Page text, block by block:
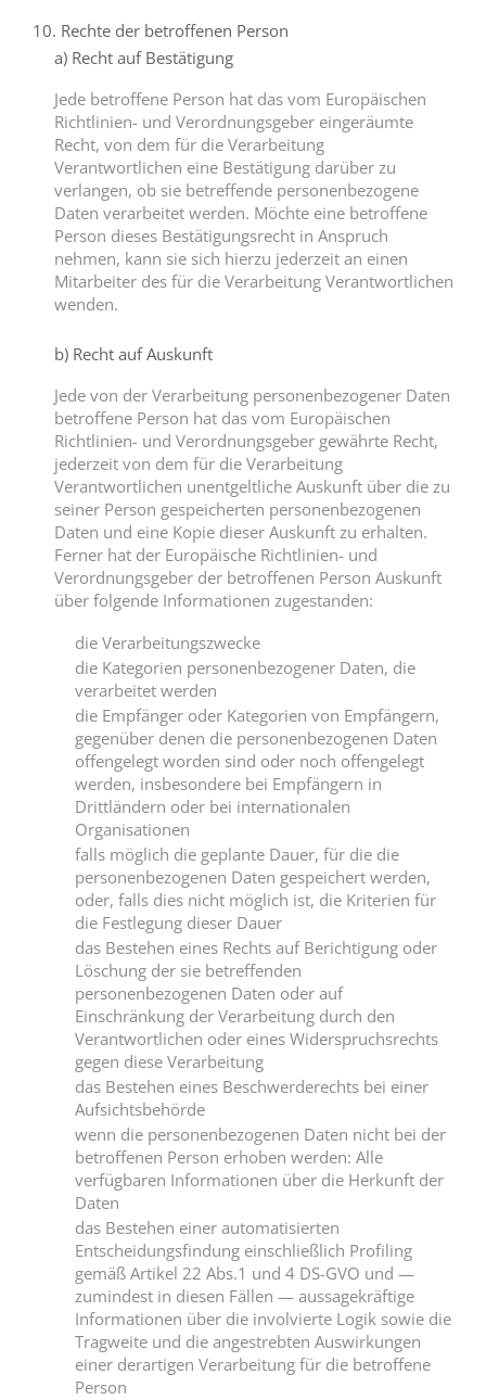
10. Rechte der betroffenen Person
a) Recht auf Bestätigung
Jede betroffene Person hat das vom Europäischen
Richtlinien- und Verordnungsgeber eingeräumte
Recht, von dem für die Verarbeitung
Verantwortlichen eine Bestätigung darüber zu
verlangen, ob sie betreffende personenbezogene
Daten verarbeitet werden. Möchte eine betroffene
Person dieses Bestätigungsrecht in Anspruch
nehmen, kann sie sich hierzu jederzeit an einen
Mitarbeiter des für die Verarbeitung Verantwortlichen
wenden.
b) Recht auf Auskunft
Jede von der Verarbeitung personenbezogener Daten
betroffene Person hat das vom Europäischen
Richtlinien- und Verordnungsgeber gewährte Recht,
jederzeit von dem für die Verarbeitung
Verantwortlichen unentgeltliche Auskunft über die zu
seiner Person gespeicherten personenbezogenen
Daten und eine Kopie dieser Auskunft zu erhalten.
Ferner hat der Europäische Richtlinien- und
Verordnungsgeber der betroffenen Person Auskunft
über folgende Informationen zugestanden:
die Verarbeitungszwecke
die Kategorien personenbezogener Daten, die
verarbeitet werden
die Empfänger oder Kategorien von Empfängern,
gegenüber denen die personenbezogenen Daten
offengelegt worden sind oder noch offengelegt
werden, insbesondere bei Empfängern in
Drittländern oder bei internationalen
Organisationen
falls möglich die geplante Dauer, für die die
personenbezogenen Daten gespeichert werden,
oder, falls dies nicht möglich ist, die Kriterien für
die Festlegung dieser Dauer
das Bestehen eines Rechts auf Berichtigung oder
Löschung der sie betreffenden
personenbezogenen Daten oder auf
Einschränkung der Verarbeitung durch den
Verantwortlichen oder eines Widerspruchsrechts
gegen diese Verarbeitung
das Bestehen eines Beschwerderechts bei einer
Aufsichtsbehörde
wenn die personenbezogenen Daten nicht bei der
betroffenen Person erhoben werden: Alle
verfügbaren Informationen über die Herkunft der
Daten
das Bestehen einer automatisierten
Entscheidungsfindung einschließlich Profiling
gemäß Artikel 22 Abs.1 und 4 DS-GVO und —
zumindest in diesen Fällen — aussagekräftige
Informationen über die involvierte Logik sowie die
Tragweite und die angestrebten Auswirkungen
einer derartigen Verarbeitung für die betroffene
Person